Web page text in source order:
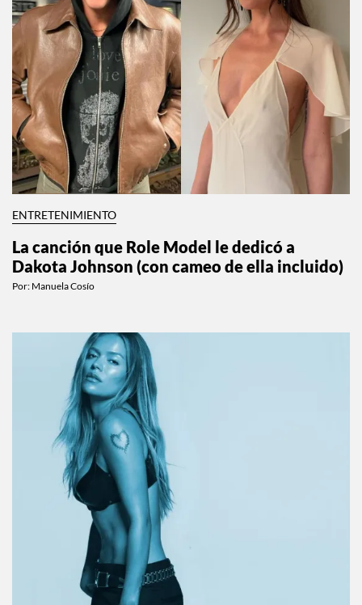
ENTRETENIMIENTO
La canción que Role Model le dedicó a
Dakota Johnson (con cameo de ella incluido)
Por: Manuela Cosío